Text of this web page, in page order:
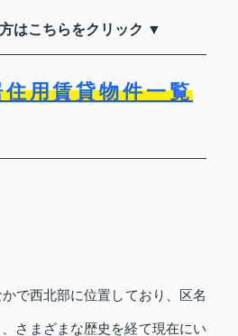
はこちらをクリック ▼
用賃貸物件一覧
で西北部に位置しており、区名
さまざまな歴史を経て現在にい